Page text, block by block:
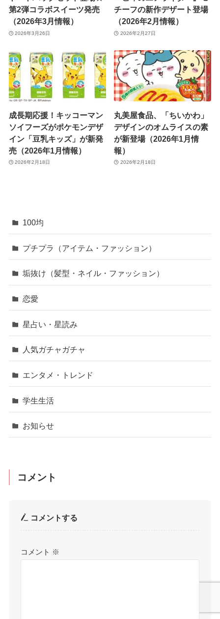
第2弾コラボスイーツ発売
（2026年3月情報）
2026年3月26日
チーフの新作デザート登場
（2026年2月情報）
2026年2月27日
成長期応援！キッコーマン
ソイフーズがポケモンデザ
イン「豆乳キッズ」が新発
売（2026年1月情報）
2026年2月18日
丸美屋食品、「ちいかわ」
デザインのオムライスの素
が新登場（2026年1月情
報）
2026年2月18日
100均
プチプラ（アイテム・ファッション）
垢抜け（髪型・ネイル・ファッション）
恋愛
星占い・星読み
人気ガチャガチャ
エンタメ・トレンド
学生生活
お知らせ
コメント
コメントする
コメント ※